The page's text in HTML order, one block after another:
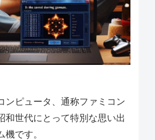
ンピュータ、通称ファミコン
和世代にとって特別な思い出
機です。